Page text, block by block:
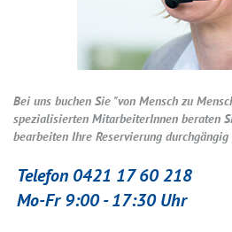
Bei uns buchen Sie "von Mensch zu
spezialisierten MitarbeiterInnen beraten
bearbeiten Ihre Reservierung
Telefon 0421 17 60 218
Mo-Fr 9:00 - 17:30 Uhr